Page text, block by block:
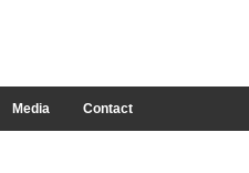
Media Contact